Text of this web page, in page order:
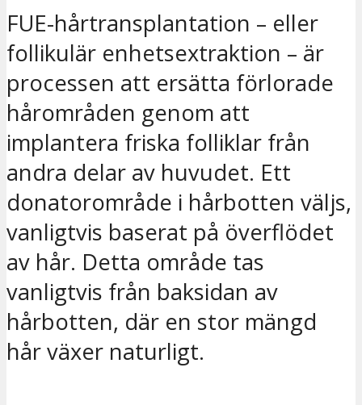
FUE-hårtransplantation – eller
follikulär enhetsextraktion – är
processen att ersätta förlorade
hårområden genom att
implantera friska folliklar från
andra delar av huvudet. Ett
donatorområde i hårbotten väljs,
vanligtvis baserat på överflödet
av hår. Detta område tas
vanligtvis från baksidan av
hårbotten, där en stor mängd
hår växer naturligt.